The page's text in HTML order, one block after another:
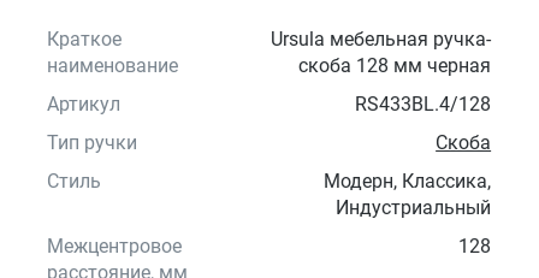
Краткое
наименование
Ursula мебельная ручка-
скоба 128 мм черная
Артикул
RS433BL.4/128
Тип ручки
Скоба
Стиль
Модерн, Классика,
Индустриальный
Межцентровое
расстояние, мм
128